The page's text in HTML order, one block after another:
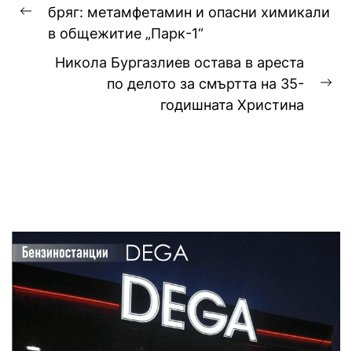
Previous
post:
бряг: метамфетамин и опасни химикали
в общежитие „Парк-1“
Никола Бургазлиев остава в ареста
по делото за смъртта на 35-
годишната Христина